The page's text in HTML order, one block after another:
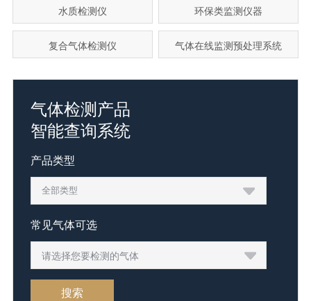
水质检测仪 环保类监测仪器
复合气体检测仪 气体在线监测预处理系统
气体检测产品
智能查询系统
产品类型
常见气体可选
请选择您要检测的气体
搜索